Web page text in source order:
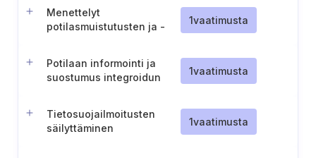
Menettelyt
potilasmuistutusten ja -
1vaatimusta
Potilaan informointi ja
suostumus integroidun
dokumentaation osalta
1vaatimusta
Tietosuojailmoitusten
säilyttäminen
1vaatimusta